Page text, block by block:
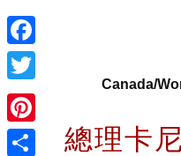
Facebook
Twitter
Pinterest
Canada/
總理卡